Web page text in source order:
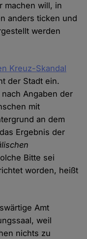
machen will, in
anders ticken und
werden
Kreuz-Skandal
der Stadt ein.
Angaben der
mit
an dem
Ergebnis der
Bitte sei
worden, heißt
Amt
weil
nichts zu